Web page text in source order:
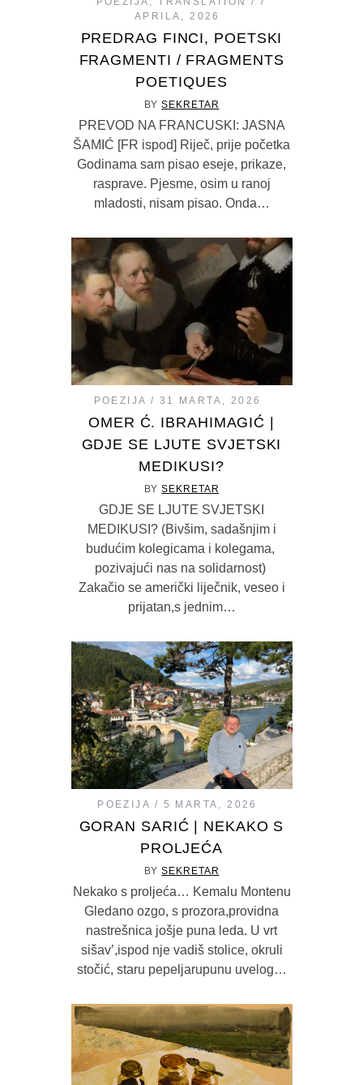
POEZIJA , TRANSLATION
PREDRAG FINCI, POETSKI
FRAGMENTI / FRAGMENTS
BYSEKRETAR
PREVOD NA FRANCUSKI: JASNA
ŠAMIĆ [FR ispod] Riječ, prije početka
Godinama sam pisao eseje, prikaze,
rasprave. Pjesme, osim u ranoj
POEZIJA 31 MARTA, 2026
OMER Ć. IBRAHIMAGIĆ |
GDJE SE LJUTE SVJETSKI
BY SEKRETAR
GDJE SE LJUTE SVJETSKI
MEDIKUSI? (Bivšim, sadašnjim i
budućim kolegicama i kolegama,
pozivajući nas na solidarnost)
Zakačio se američki liječnik, veseo i
5 MARTA, 2026
GORAN SARIĆ | NEKAKO S
BY SEKRETAR
Nekako s proljeća… Kemalu Montenu
Gledano ozgo, s prozora,providna
nastrešnica jošje puna leda. U vrt
sišav’,ispod nje vadiš stolice, okruli